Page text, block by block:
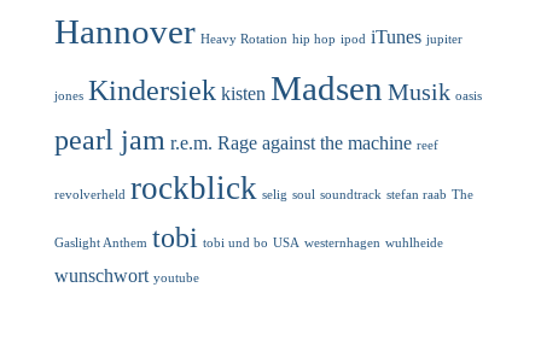
Hannover Heavy Rotation hip hop ipod iTunes jupiter
jones Kindersiek kisten Madsen Musik oasis
pearl jam r.e.m. Rage against the machine reef
revolverheld rockblick selig soul soundtrack stefan raab The
Gaslight Anthem tobi tobi und bo USA westernhagen wuhlheide
wunschwort youtube